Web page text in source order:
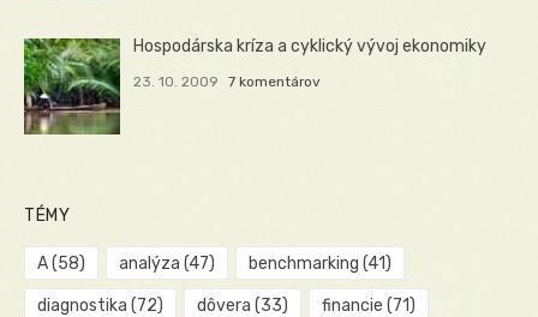
Hospodárska kríza a cyklický vývoj ekonomiky
23. 10. 2009 7 komentárov
TÉMY
A(58) analýza (47) benchmarking (41)
diagnostika (72) dôvera (33) financie (71)